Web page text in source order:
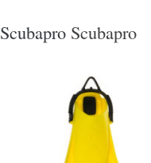
Scubapro Scubapro